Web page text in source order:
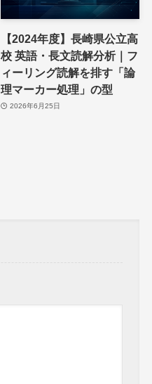
【2024年度】長崎県公立高
校 英語・長文読解分析｜フ
ィーリング読解を排す「論
理マーカー処理」の型
2026年6月25日